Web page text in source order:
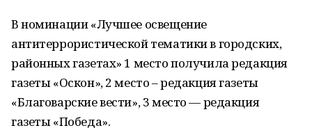
В номинации «Лучшее освещение
антитеррористической тематики в городских,
районных газетах» 1 место получила редакция
газеты «Оскон», 2 место – редакция газеты
«Благоварские вести», 3 место — редакция
газеты «Победа».